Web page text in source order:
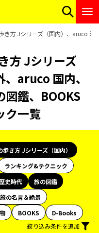
き方 Jシリーズ（国内）、aruco
方 Jシリーズ
、aruco 国内、
鑑、BOOKS
ク一覧
歩き方 Jシリーズ（国内）
ランキング&テクニック
史時代
旅の図鑑
の名言＆絶景
BOOKS
D-Books
絞り込み条件を追加